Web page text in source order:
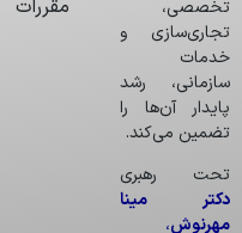
تخصصی،
تجاری‌سازی و
خدمات
سازمانی، رشد
پایدار آن‌ها را
تضمین می‌کند.
تحت رهبری
دکتر مینا
مهرنوش،
مقررات